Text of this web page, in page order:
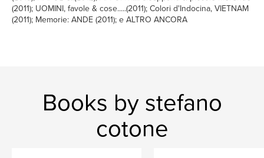
(2011); UOMINI, favole & cose.....(2011); Colori d'Indocina, VIETNAM
(2011); Memorie: ANDE (2011); e ALTRO ANCORA
Books by stefano
cotone